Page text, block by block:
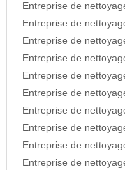
Entreprise de
Entreprise de
Entreprise de
Entreprise de
Entreprise de
Entreprise de
Entreprise de
Entreprise de
Entreprise de
Entreprise de